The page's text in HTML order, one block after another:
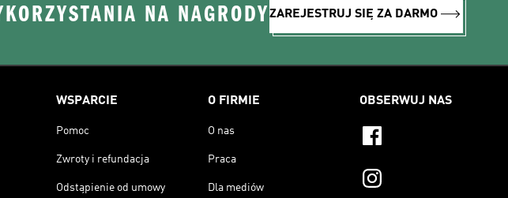
NA NAGRODYZAREJESTRUJ SIĘ ZA DARMO
WSPARCIE
Pomoc
Zwroty i refundacja
Odstąpienie od umowy
O FIRMIE
O nas
Praca
Dla mediów
OBSERWUJ NAS